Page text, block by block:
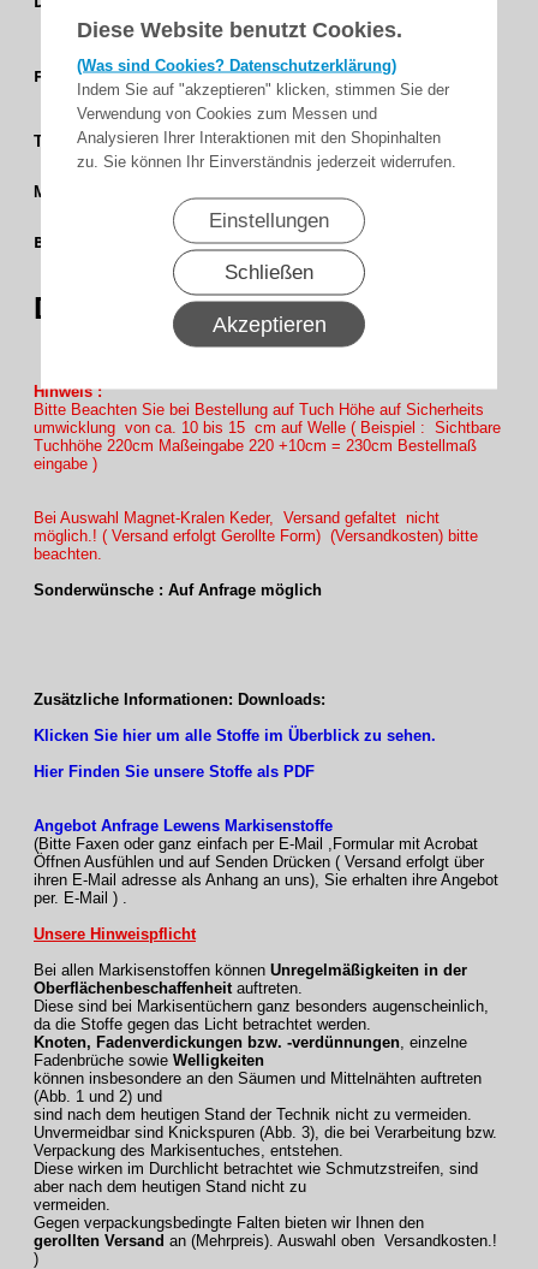
Diese Website benutzt Cookies.
(Was sind Cookies? Datenschutzerklärung)
Indem Sie auf "akzeptieren" klicken, stimmen Sie der
Verwendung von Cookies zum Messen und
Analysieren Ihrer Interaktionen mit den Shopinhalten
zu. Sie können Ihr Einverständnis jederzeit widerrufen.
Einstellungen
Schließen
Akzeptieren
Feinstruktur
Farbgruppe
Aqua -
Transparenz 4 %
Matrieal
Bahnbreite
177 cm
(69,7)
Dessin
92-
50269
Hinweis :
Bitte Beachten Sie bei Bestellung auf Tuch Höhe auf Sicherheits
umwicklung von ca. 10 bis 15 cm auf Welle ( Beispiel : Sichtbare
Tuchhöhe 220cm Maßeingabe 220 +10cm = 230cm Bestellmaß
eingabe )
Bei Auswahl Magnet-Kralen Keder, Versand gefaltet nicht
möglich.! ( Versand erfolgt Gerollte Form) (Versandkosten) bitte
beachten.
Sonderwünsche : Auf Anfrage möglich
Zusätzliche Informationen: Downloads:
Klicken Sie hier um alle Stoffe im Überblick zu sehen.
Hier Finden Sie unsere Stoffe als PDF
Angebot Anfrage Lewens Markisenstoffe
(Bitte Faxen oder ganz einfach per E-Mail ,Formular mit Acrobat
Öffnen Ausfühlen und auf Senden Drücken ( Versand erfolgt über
ihren E-Mail adresse als Anhang an uns), Sie erhalten ihre Angebot
per. E-Mail ) .
Unsere Hinweispflicht
Bei allen Markisenstoffen können Unregelmäßigkeiten in der
Oberflächenbeschaffenheit auftreten.
Diese sind bei Markisentüchern ganz besonders augenscheinlich,
da die Stoffe gegen das Licht betrachtet werden.
Knoten, Fadenverdickungen bzw. -verdünnungen , einzelne
Fadenbrüche sowie Welligkeiten
können insbesondere an den Säumen und Mittelnähten auftreten
(Abb. 1 und 2) und
sind nach dem heutigen Stand der Technik nicht zu vermeiden.
Unvermeidbar sind Knickspuren (Abb. 3), die bei Verarbeitung bzw.
Verpackung des Markisentuches, entstehen.
Diese wirken im Durchlicht betrachtet wie Schmutzstreifen, sind
aber nach dem heutigen Stand nicht zu
vermeiden.
Gegen verpackungsbedingte Falten bieten wir Ihnen den
gerollten Versand an (Mehrpreis). Auswahl oben Versandkosten.!
)